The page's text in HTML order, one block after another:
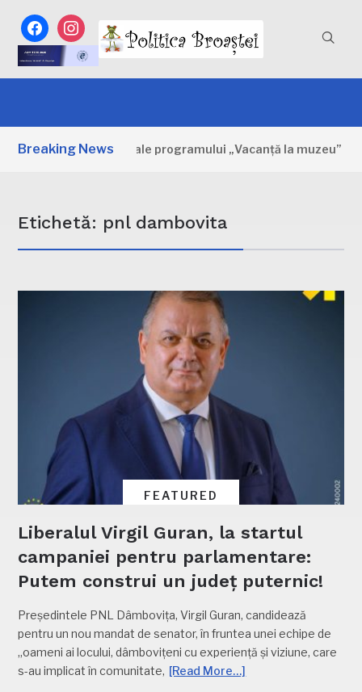
facebookinstagram
Breaking News
Primele zile ale programului „Vacanță la muzeu” 3 ZILE
Etichetă: pnl dambovita
FEATURED
Liberalul Virgil Guran, la startul
campaniei pentru parlamentare:
Putem construi un județ puternic!
Președintele PNL Dâmbovița, Virgil Guran, candidează
pentru un nou mandat de senator, în fruntea unei echipe de
„oameni ai locului, dâmbovițeni cu experiență și viziune, care
s-au implicat în comunitate, [Read More…]